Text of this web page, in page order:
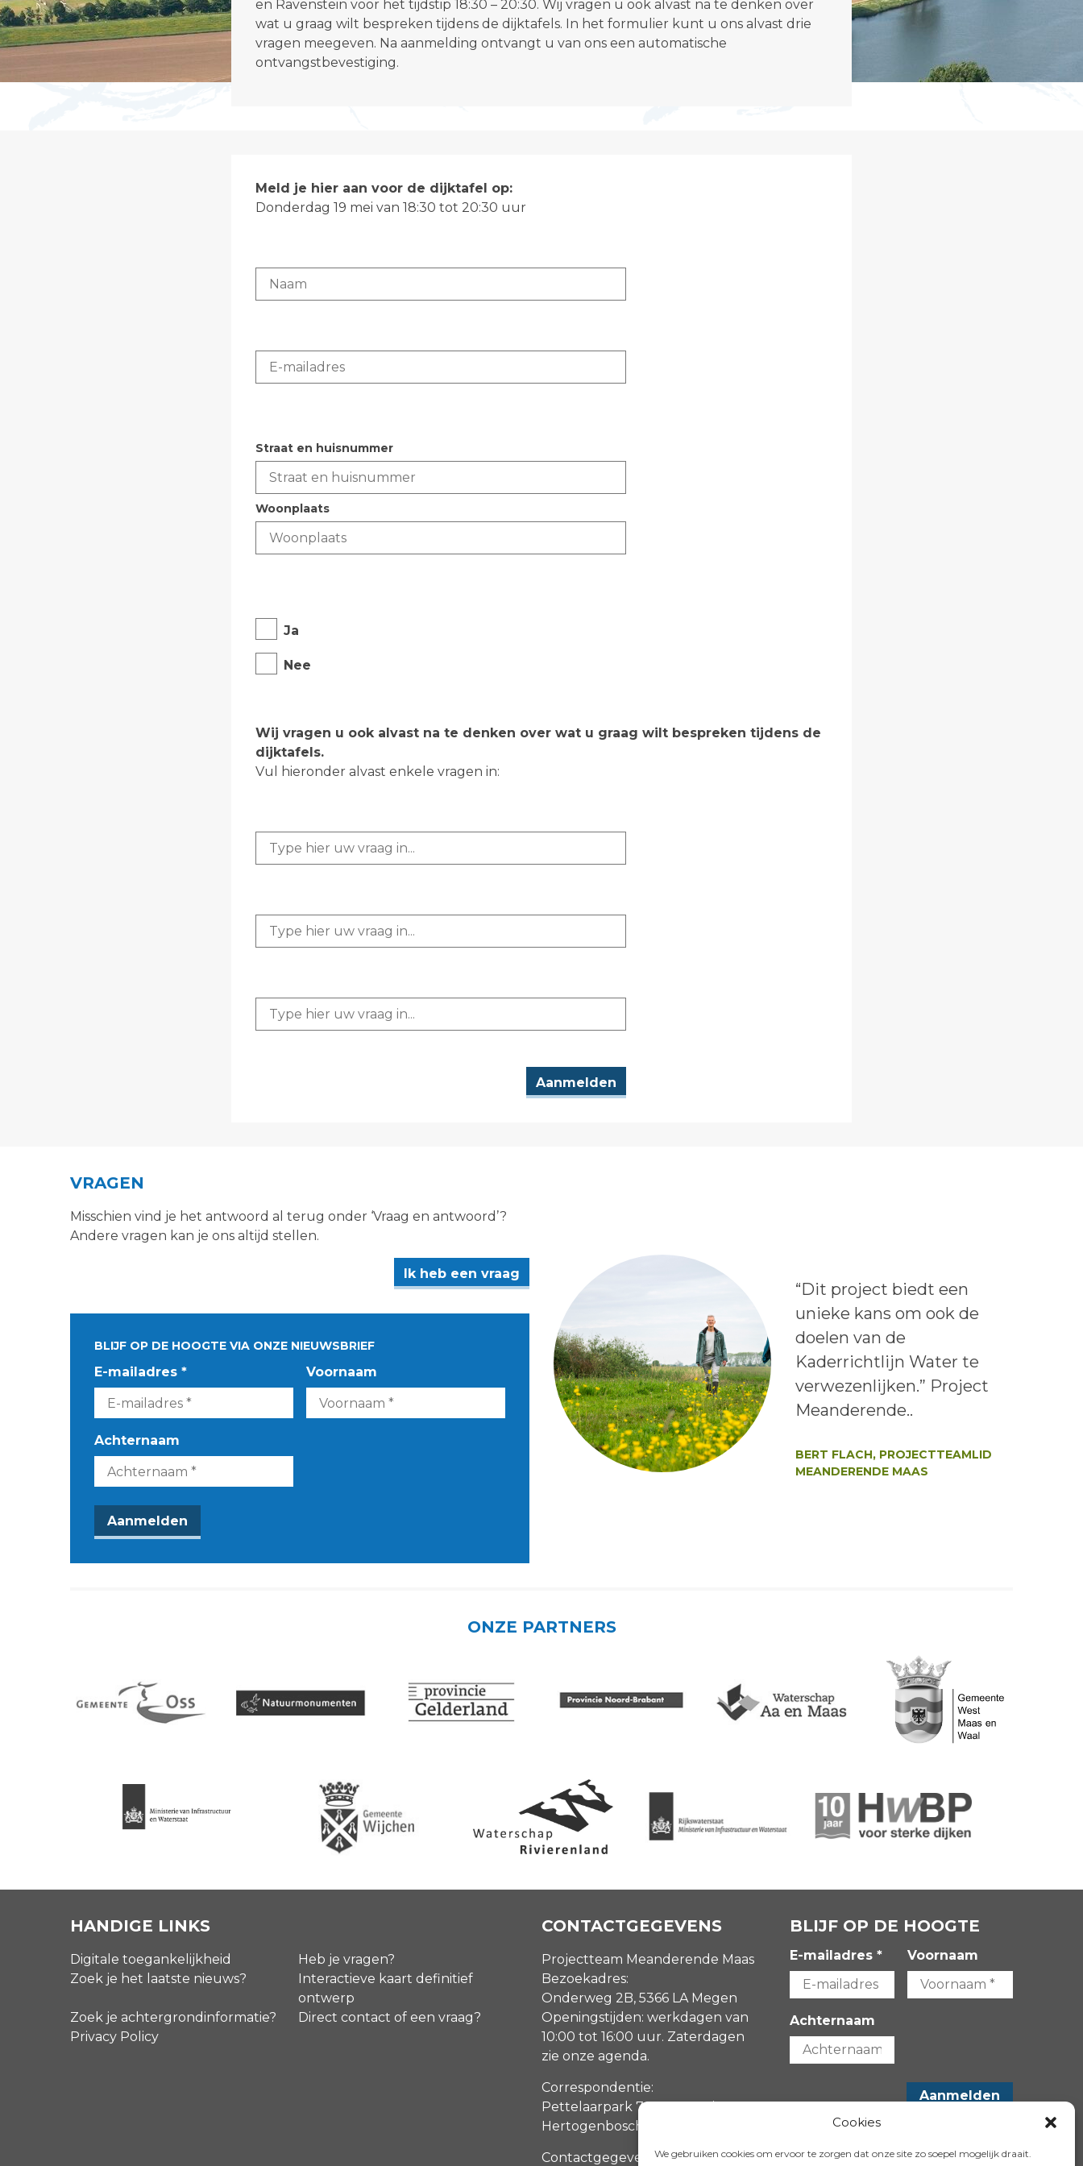
Cookies
We gebruiken cookies om ervoor te zorgen dat onze site zo soepel mogelijk draait.
en Ravenstein voor het tijdstip 18:30 – 20:30. Wij vragen u ook alvast na te denken over
wat u graag wilt bespreken tijdens de dijktafels. In het formulier kunt u ons alvast drie
vragen meegeven. Na aanmelding ontvangt u van ons een automatische
ontvangstbevestiging.
Meld je hier aan voor de dijktafel op:
Donderdag 19 mei van 18:30 tot 20:30 uur
Straat en huisnummer
Woonplaats
Ja
Nee
Wij vragen u ook alvast na te denken over wat u graag wilt bespreken tijdens de
dijktafels.
Vul hieronder alvast enkele vragen in:
VRAGEN
Misschien vind je het antwoord al terug onder ‘Vraag en antwoord’?
Andere vragen kan je ons altijd stellen.
Ik heb een vraag
BLIJF OP DE HOOGTE VIA ONZE NIEUWSBRIEF
E-mailadres * Voornaam
Achternaam
Lees het bericht:
“Dit project biedt een
unieke kans om ook de
doelen van de
Kaderrichtlijn Water te
verwezenlijken.” Project
Meanderende..
BERT FLACH, PROJECTTEAMLID
MEANDERENDE MAAS
ONZE PARTNERS
HANDIGE LINKS
Digitale toegankelijkheid
Heb je vragen?
Zoek je het laatste nieuws?
Interactieve kaart definitief
ontwerp
Zoek je achtergrondinformatie?
Direct contact of een vraag?
Privacy Policy
CONTACTGEGEVENS
Projectteam Meanderende Maas
Bezoekadres:
Onderweg 2B, 5366 LA Megen
Openingstijden: werkdagen van
10:00 tot 16:00 uur. Zaterdagen
zie onze agenda.
Correspondentie:
Pettelaarpark 70, 5216 PP ‘s-
Hertogenbosch
Contactgegevens
BLIJF OP DE HOOGTE
E-mailadres * Voornaam
Achternaam